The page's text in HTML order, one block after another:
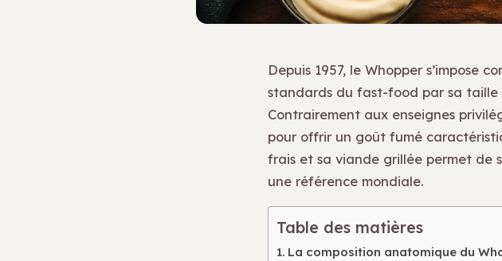
Depuis 1957, le Whopper s’impose
standards du fast-food par sa taille
Contrairement aux enseignes
pour offrir un goût fumé
frais et sa viande grillée permet de
une référence mondiale.
Table des matières
La composition anatomique du